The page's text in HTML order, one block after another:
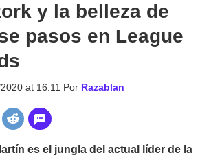
y la belleza de
pasos en League
at 16:11 Por Razablan
es el jungla del actual líder de la